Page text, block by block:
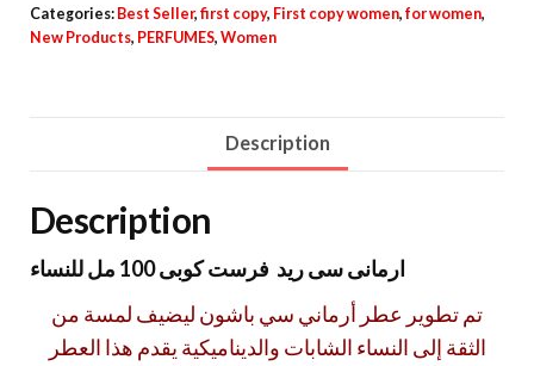
Categories: Best Seller, first copy, First copy women, for women,
New Products, PERFUMES, Women
Description
Description
ارمانى سى ريد فرست كوبى 100 مل للنساء
تم تطوير عطر أرماني سي باشون ليضيف لمسة من
الثقة إلى النساء الشابات والديناميكية يقدم هذا العطر